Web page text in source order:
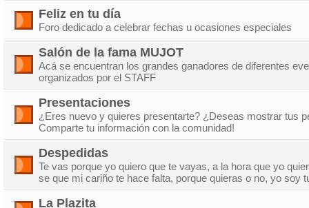
Feliz en tu día
Foro dedicado a celebrar fechas u ocasiones especiales
Salón de la fama MUJOT
Acá se encuentran los grandes ganadores de diferentes
organizados por el STAFF
Presentaciones
¿Eres nuevo y quieres presentarte? ¿Deseas mostrar tus
Comparte tu información con la comunidad!
Despedidas
Te vas porque yo quiero que te vayas, a la hora que yo
se que mi cariño te hace falta, porque quieras o no, yo soy
La Plazita